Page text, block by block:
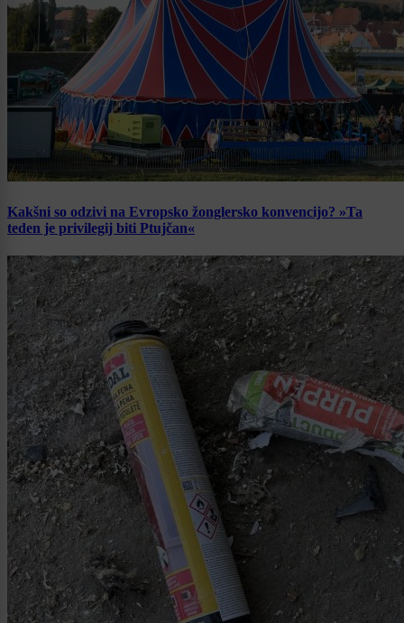
Kakšni so odzivi na Evropsko žonglersko konvencijo? »Ta
teden je privilegij biti Ptujčan«